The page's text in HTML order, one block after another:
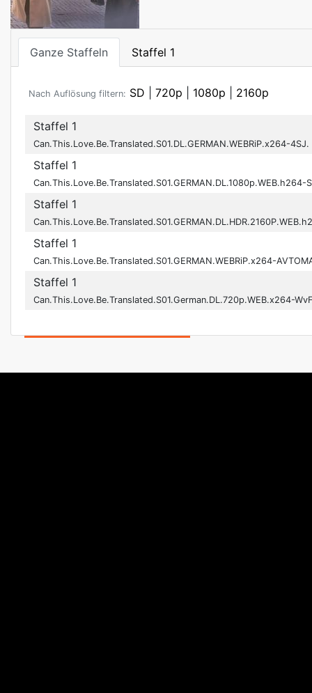
Ganze Staffeln Staffel 1
Nach Auflösung filtern: SD 720p 1080p 2160p
Staffel 1
Can.This.Love.Be.Translated.S01.DL.GERMAN.WEBRiP.x264-4SJ.
Staffel 1
Can.This.Love.Be.Translated.S01.GERMAN.DL.1080p.WEB.h264-
Staffel 1
Staffel 1
Can.This.Love.Be.Translated.S01.GERMAN.WEBRiP.x264-
Staffel 1
Can.This.Love.Be.Translated.S01.German.DL.720p.WEB.x264-